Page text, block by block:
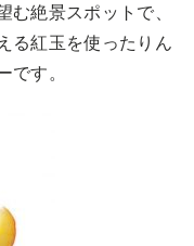
絶景スポットで、
る紅玉を使ったりん
す。